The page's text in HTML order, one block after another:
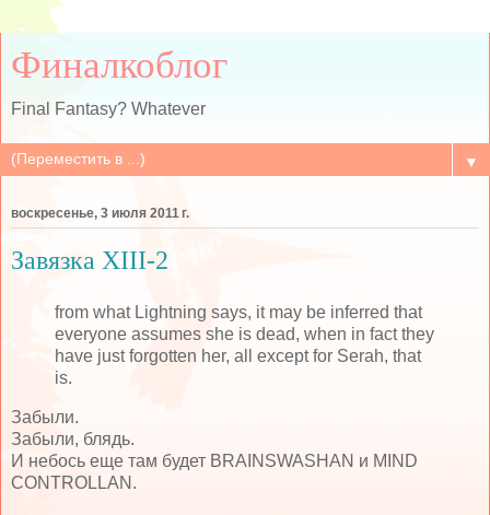
Финалкоблог
Final Fantasy? Whatever
▼
воскресенье, 3 июля 2011 г.
Завязка XIII-2
from what Lightning says, it may be inferred that
everyone assumes she is dead, when in fact they
have just forgotten her, all except for Serah, that
is.
Забыли.
Забыли, блядь.
И небось еще там будет BRAINSWASHAN и MIND
CONTROLLAN.